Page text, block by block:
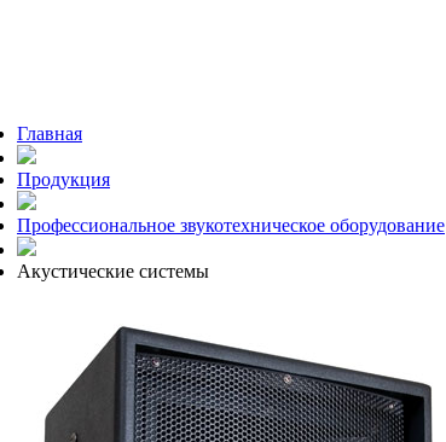
Главная
Продукция
Профессиональное звукотехническое оборудование
Акустические системы